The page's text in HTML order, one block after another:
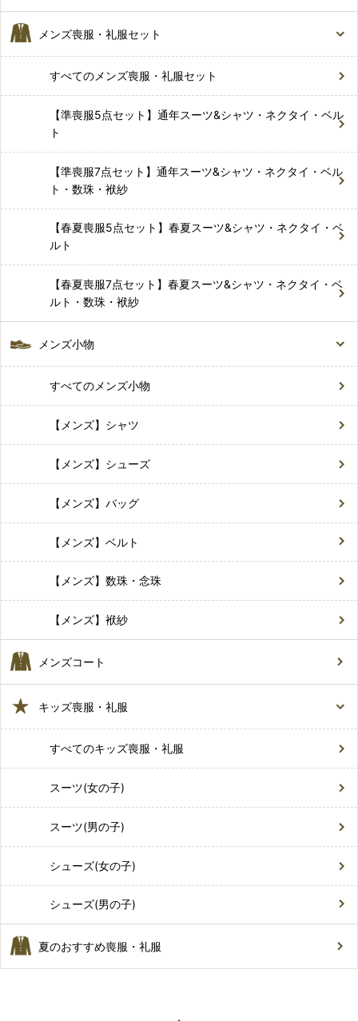
メンズ喪服・礼服セット
すべてのメンズ喪服・礼服セット
【準喪服5点セット】通年スーツ&シャツ・ネクタイ・ベル
ト
【準喪服7点セット】通年スーツ&シャツ・ネクタイ・ベル
ト・数珠・袱紗
【春夏喪服5点セット】春夏スーツ&シャツ・ネクタイ・ベ
ルト
【春夏喪服7点セット】春夏スーツ&シャツ・ネクタイ・ベ
ルト・数珠・袱紗
メンズ小物
すべてのメンズ小物
【メンズ】シャツ
【メンズ】シューズ
【メンズ】バッグ
【メンズ】ベルト
【メンズ】数珠・念珠
【メンズ】袱紗
メンズコート
キッズ喪服・礼服
すべてのキッズ喪服・礼服
スーツ(女の子)
スーツ(男の子)
シューズ(女の子)
シューズ(男の子)
夏のおすすめ喪服・礼服